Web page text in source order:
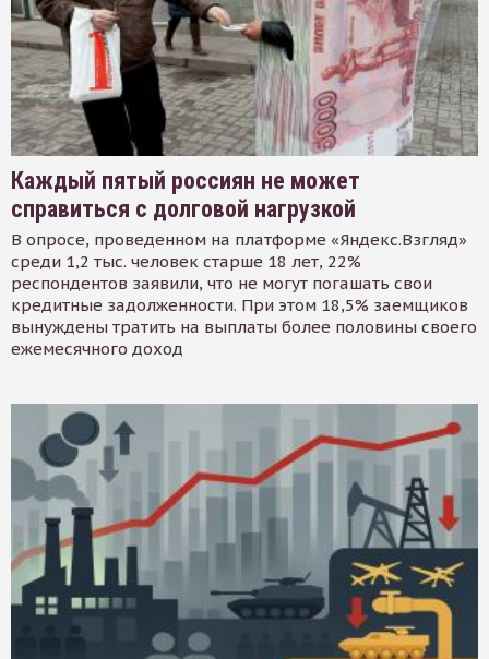
Каждый пятый россиян не может
справиться с долговой нагрузкой
В опросе, проведенном на платформе «Яндекс.Взгляд»
среди 1,2 тыс. человек старше 18 лет, 22%
респондентов заявили, что не могут погашать свои
кредитные задолженности. При этом 18,5% заемщиков
вынуждены тратить на выплаты более половины своего
ежемесячного доход